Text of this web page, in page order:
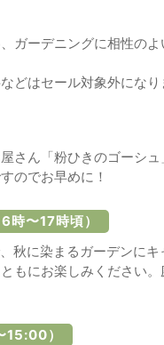
ガーデニングに相性の
どはセール対象外になり
さん「粉ひきのゴーシ
のでお早めに！
時〜17時頃）
秋に染まるガーデンに
もにお楽しみください
15:00）